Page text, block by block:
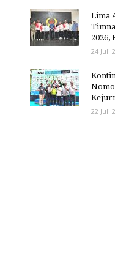
Lima
2026,
24 Juli
22 Juli